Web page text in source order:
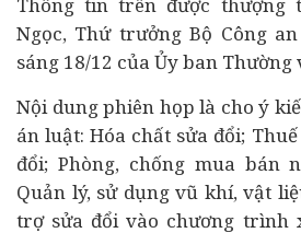
Ngọc, Thứ trưởng Bộ Công
sáng 18/12 của Ủy ban Thường
Nội dung phiên họp là cho ý
án luật: Hóa chất sửa đổi;
đổi; Phòng, chống mua bán
Quản lý, sử dụng vũ khí, vật
trợ sửa đổi vào chương trình